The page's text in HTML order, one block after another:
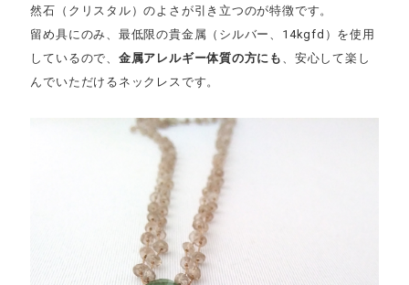
然石（クリスタル）のよさが引き立つのが特徴です。
留め具にのみ、最低限の貴金属（シルバー、14kgfd）を使用
しているので、 金属アレルギー体質の方にも 、安心して楽し
んでいただけるネックレスです。